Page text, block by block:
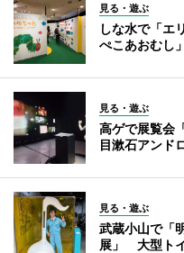
見る・遊ぶ
しな水で「エ
ぺこあおむし
見る・遊ぶ
高ゲで展覧会
目漱石アンド
見る・遊ぶ
武蔵小山で「
展」 大型ト